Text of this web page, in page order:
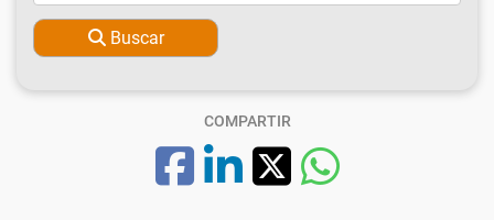
Buscar
COMPARTIR